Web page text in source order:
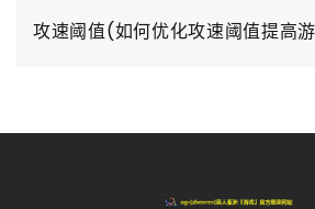
攻速阈值(如何优化攻速阈值提高